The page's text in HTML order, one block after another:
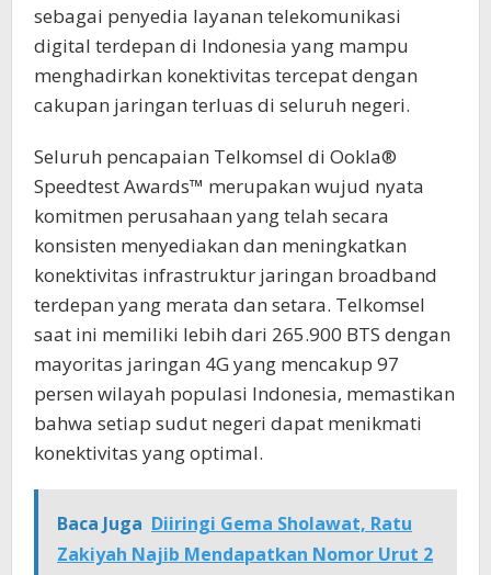
sebagai penyedia layanan telekomunikasi
digital terdepan di Indonesia yang mampu
menghadirkan konektivitas tercepat dengan
cakupan jaringan terluas di seluruh negeri.
Seluruh pencapaian Telkomsel di Ookla®
Speedtest Awards™ merupakan wujud nyata
komitmen perusahaan yang telah secara
konsisten menyediakan dan meningkatkan
konektivitas infrastruktur jaringan broadband
terdepan yang merata dan setara. Telkomsel
saat ini memiliki lebih dari 265.900 BTS dengan
mayoritas jaringan 4G yang mencakup 97
persen wilayah populasi Indonesia, memastikan
bahwa setiap sudut negeri dapat menikmati
konektivitas yang optimal.
Baca Juga Diiringi Gema Sholawat, Ratu
Zakiyah Najib Mendapatkan Nomor Urut 2